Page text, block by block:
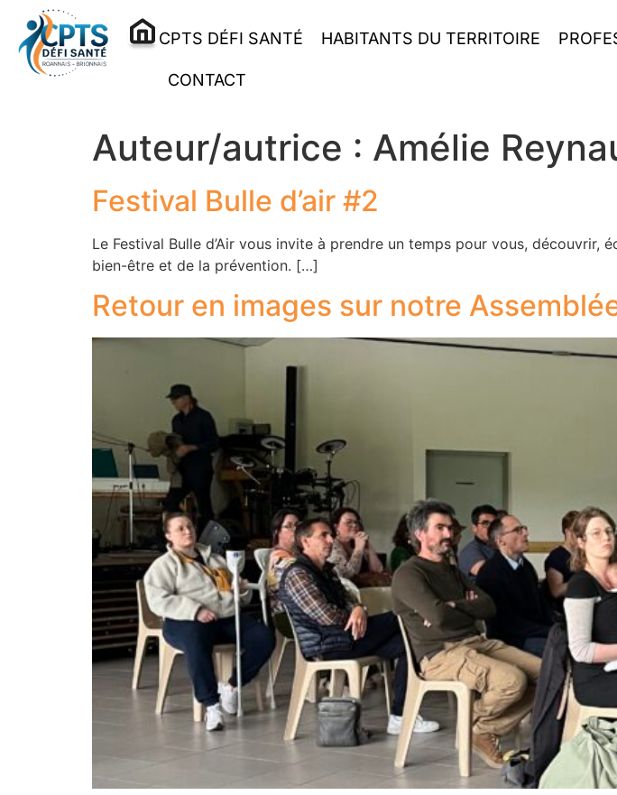
CPTS DÉFI SANTÉ HABITANTS DU TERRITOIRE
CONTACT
Auteur/autrice : Amélie
Festival Bulle d’air #2
Le Festival Bulle d’Air vous invite à prendre un temps pour vous,
bien-être et de la prévention. […]
Retour en images sur notre